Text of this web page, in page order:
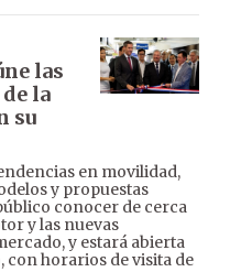
las
la
su
en movilidad,
y propuestas
conocer de cerca
y las nuevas
y estará abierta
con horarios de visita de